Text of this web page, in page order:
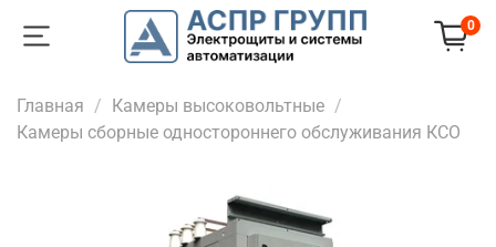
0
Главная
Камеры высоковольтные
Камеры сборные одностороннего обслуживания КСО